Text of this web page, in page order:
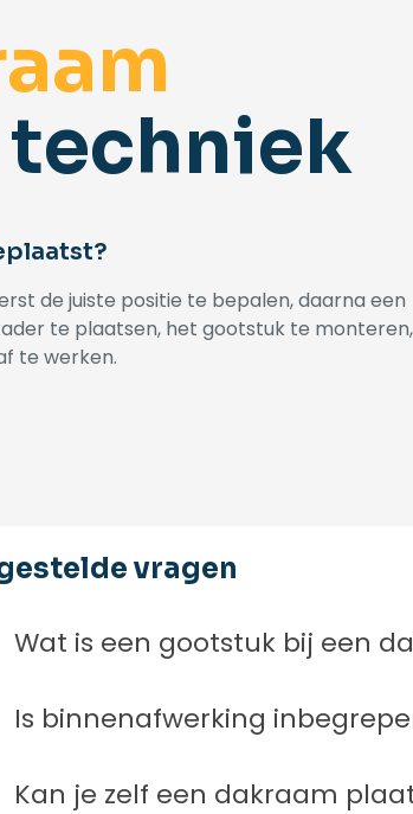
de juiste positie te bepalen, daarna een
te plaatsen, het gootstuk te monteren,
te werken.
vragen​
Wat is een gootstuk bij een
Is binnenafwerking
Kan je zelf een dakraam